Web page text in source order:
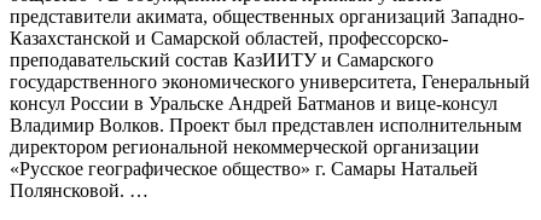
представители акимата, общественных организаций Западно-
Казахстанской и Самарской областей, профессорско-
преподавательский состав КазИИТУ и Самарского
государственного экономического университета, Генеральный
консул России в Уральске Андрей Батманов и вице-консул
Владимир Волков. Проект был представлен исполнительным
директором региональной некоммерческой организации
«Русское географическое общество» г. Самары Натальей
Полянсковой. …